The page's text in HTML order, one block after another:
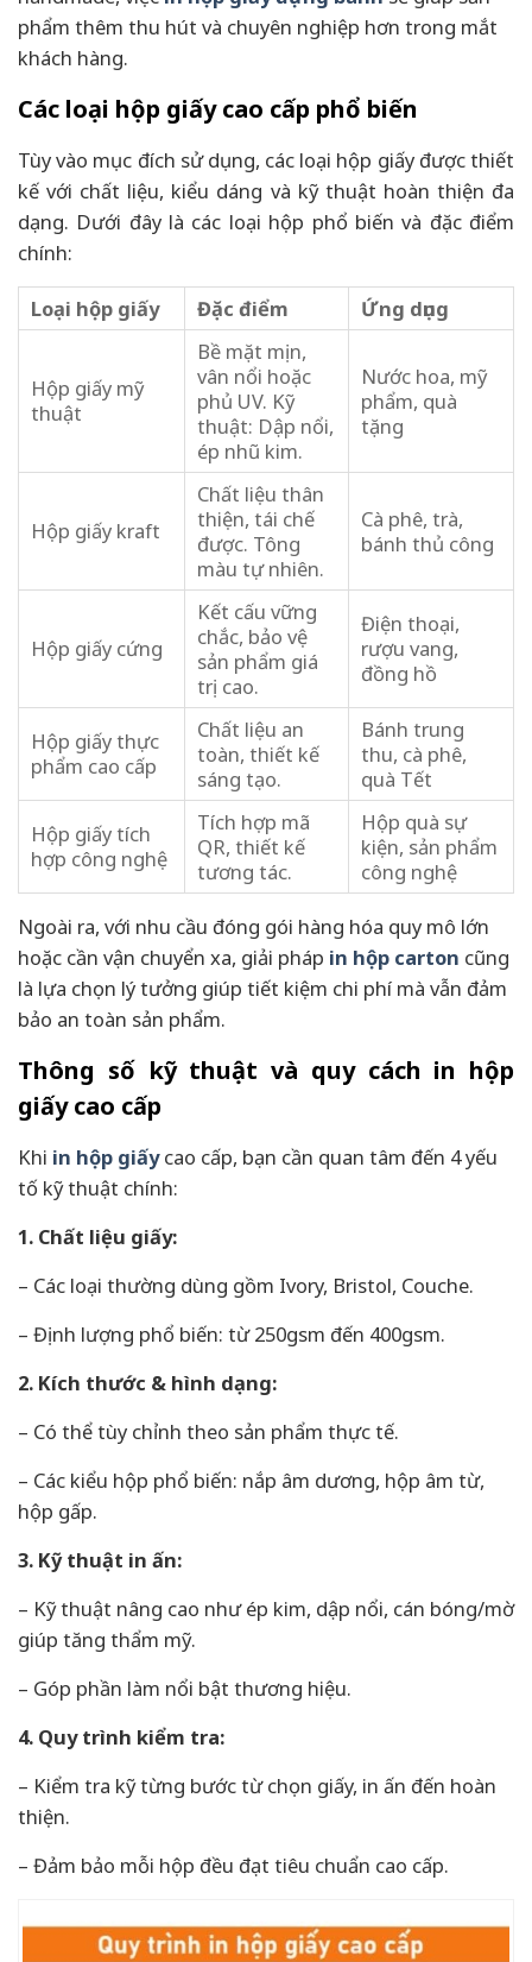
phẩm thêm thu hút và chuyên nghiệp hơn trong mắt
khách hàng.
Các loại hộp giấy cao cấp phổ biến
Tùy vào mục đích sử dụng, các loại hộp giấy được thiết
kế với chất liệu, kiểu dáng và kỹ thuật hoàn thiện đa
dạng. Dưới đây là các loại hộp phổ biến và đặc điểm
chính:
Loại hộp giấy Đặc điểm Ứng dụng
Hộp giấy mỹ
thuật
Bề mặt mịn,
vân nổi hoặc
phủ UV. Kỹ
thuật: Dập nổi,
ép nhũ kim.
Nước hoa, mỹ
phẩm, quà
tặng
Hộp giấy kraft
Chất liệu thân
thiện, tái chế
được. Tông
màu tự nhiên.
Cà phê, trà,
bánh thủ công
Hộp giấy cứng
Kết cấu vững
chắc, bảo vệ
sản phẩm giá
trị cao.
Điện thoại,
rượu vang,
đồng hồ
Hộp giấy thực
phẩm cao cấp
Chất liệu an
toàn, thiết kế
sáng tạo.
Bánh trung
thu, cà phê,
quà Tết
Hộp giấy tích
hợp công nghệ
Tích hợp mã
QR, thiết kế
tương tác.
Hộp quà sự
kiện, sản phẩm
công nghệ
Ngoài ra, với nhu cầu đóng gói hàng hóa quy mô lớn
hoặc cần vận chuyển xa, giải pháp in hộp carton cũng
là lựa chọn lý tưởng giúp tiết kiệm chi phí mà vẫn đảm
bảo an toàn sản phẩm.
Thông số kỹ thuật và quy cách in hộp
giấy cao cấp
Khi in hộp giấycao cấp, bạn cần quan tâm đến 4 yếu
tố kỹ thuật chính:
1. Chất liệu giấy:
– Các loại thường dùng gồm Ivory, Bristol, Couche.
– Định lượng phổ biến: từ 250gsm đến 400gsm.
2. Kích thước & hình dạng:
– Có thể tùy chỉnh theo sản phẩm thực tế.
– Các kiểu hộp phổ biến: nắp âm dương, hộp âm từ,
hộp gấp.
3. Kỹ thuật in ấn:
– Kỹ thuật nâng cao như ép kim, dập nổi, cán bóng/mờ
giúp tăng thẩm mỹ.
– Góp phần làm nổi bật thương hiệu.
4. Quy trình kiểm tra:
– Kiểm tra kỹ từng bước từ chọn giấy, in ấn đến hoàn
thiện.
– Đảm bảo mỗi hộp đều đạt tiêu chuẩn cao cấp.